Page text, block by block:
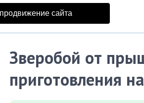
сайта
Зверобой от
приготовления